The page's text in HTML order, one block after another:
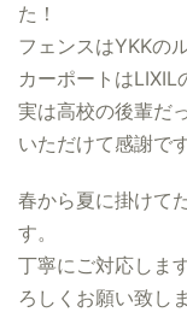
た！
フェンスはYKKの
カーポートはLIXIL
実は高校の後輩だ
いただけて感謝で
春から夏に掛けて
す。
丁寧にご対応しま
ろしくお願い致し